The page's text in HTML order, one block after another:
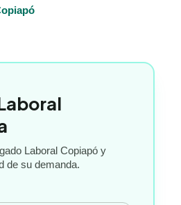
Laboral Copiapó y
de su demanda.